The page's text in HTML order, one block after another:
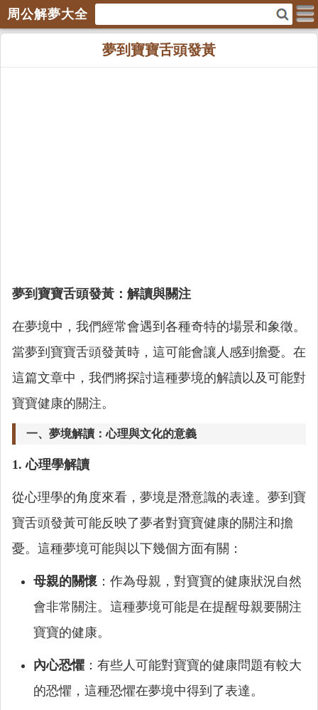
周公解夢大全
夢到寶寶舌頭發黃
夢到寶寶舌頭發黃：解讀與關注
在夢境中，我們經常會遇到各種奇特的場景和象徵。
當夢到寶寶舌頭發黃時，這可能會讓人感到擔憂。在
這篇文章中，我們將探討這種夢境的解讀以及可能對
寶寶健康的關注。
一、夢境解讀：心理與文化的意義
1. 心理學解讀
從心理學的角度來看，夢境是潛意識的表達。夢到寶
寶舌頭發黃可能反映了夢者對寶寶健康的關注和擔
憂。這種夢境可能與以下幾個方面有關：
母親的關懷 ：作為母親，對寶寶的健康狀況自然
會非常關注。這種夢境可能是在提醒母親要關注
寶寶的健康。
內心恐懼 ：有些人可能對寶寶的健康問題有較大
的恐懼，這種恐懼在夢境中得到了表達。